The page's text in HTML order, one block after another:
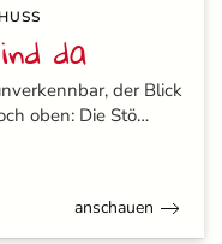
da
der Blick
oben: Die Stö…
anschauen